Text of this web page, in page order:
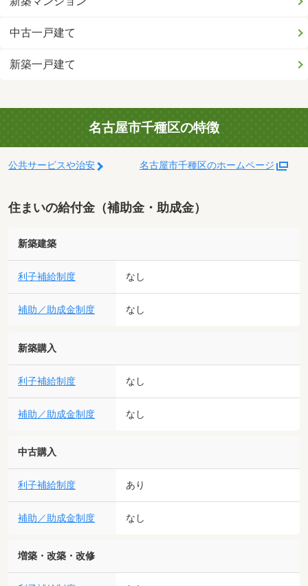
中古一戸建て
新築一戸建て
名古屋市千種区の特徴
公共サービスや治安 名古屋市千種区のホームページ
住まいの給付金（補助金・助成金）
新築建築
利子補給制度 なし
補助／助成金制度 なし
新築購入
利子補給制度 なし
補助／助成金制度 なし
中古購入
利子補給制度 あり
補助／助成金制度 なし
増築・改築・改修